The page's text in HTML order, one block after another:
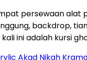
persewaan
backdrop,
ini adalah kursi